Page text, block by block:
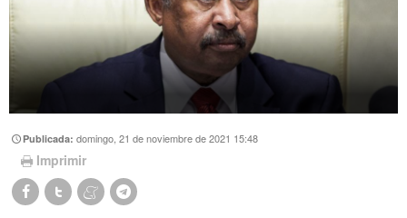
Publicada:domingo, 21 de noviembre de 2021 15:48
Imprimir